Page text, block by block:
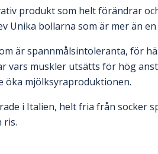
produkt som helt förändrar
Unika bollarna som är mer än
är spannmålsintoleranta, för
vars muskler utsätts för hög
öka mjölksyraproduktionen.
i Italien, helt fria från socker
ris.